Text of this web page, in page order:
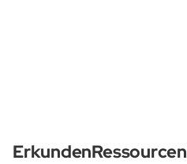
ErkundenRessourcen